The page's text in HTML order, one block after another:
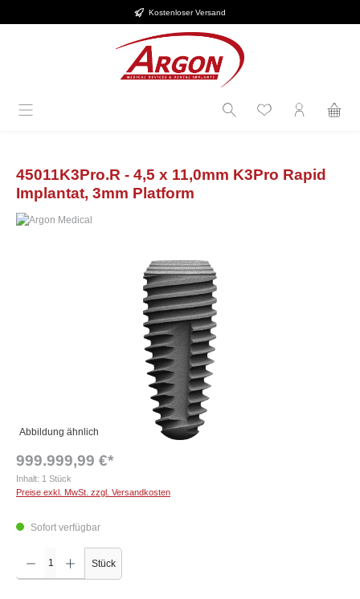
Kostenloser Versand
45011K3Pro.R - 4,5 x 11,0mm K3Pro Rapid
Implantat, 3mm Platform
Abbildung ähnlich
999.999,99 €*
Inhalt: 1 Stück
Preise exkl. MwSt. zzgl. Versandkosten
Sofort verfügbar
Produkt Anzahl: Gib den gewünschten Wert ein oder benutze die Schaltflächen um die
Stück